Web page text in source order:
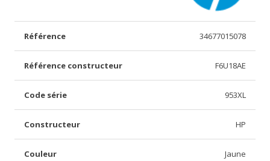
Référence 34677015078
Référence constructeur F6U18AE
Code série 953XL
Constructeur HP
Couleur Jaune